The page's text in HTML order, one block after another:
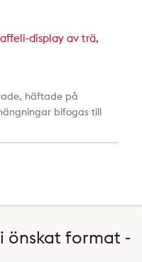
display av trä,
häftade på
bifogas till
önskat format -